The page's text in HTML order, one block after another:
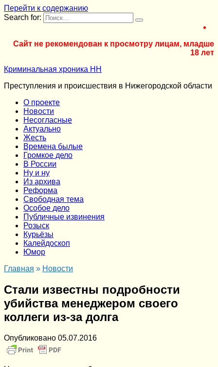
Перейти к содержанию
Search for:
Сайт не рекомендован к просмотру лицам, младше
18 лет
Криминальная хроника НН
Преступления и происшествия в Нижегородской области
О проекте
Новости
Несогласные
Актуально
Жесть
Времена былые
Громкое дело
В России
Ну и ну
Из архива
Реформа
Cвободная тема
Особое дело
Публичные извинения
Розыск
Курьёзы
Калейдоскоп
Юмор
Главная » Новости
Стали известны подробности
убийства менеджером своего
коллеги из-за долга
Опубликовано 05.07.2016